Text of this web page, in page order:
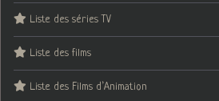
Liste des séries TV
Liste des films
Liste des Films d’Animation